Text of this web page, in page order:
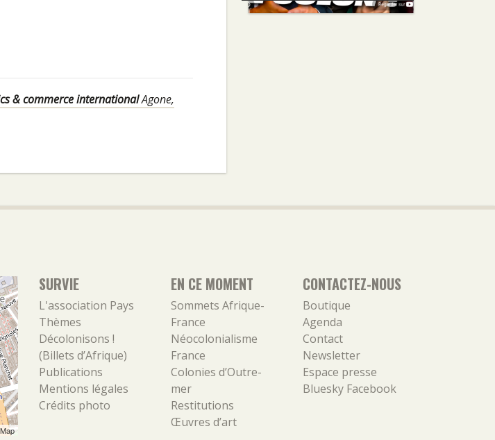
& commerce internationalAgone,
SURVIE
L'association Pays
Thèmes
Décolonisons !
(Billets d’Afrique)
Publications
Mentions légales
Crédits photo
EN CE MOMENT
Sommets Afrique-
France
Néocolonialisme
France
Colonies d’Outre-
mer
Restitutions
Œuvres d’art
CONTACTEZ-NOUS
Boutique
Agenda
Contact
Newsletter
Espace presse
Bluesky Facebook